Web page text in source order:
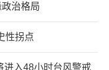
治格局
性拐点
进入48小时台风警戒